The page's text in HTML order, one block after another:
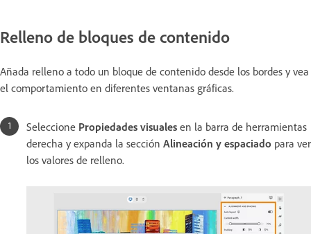
Relleno de bloques de contenido
Añada relleno a todo un bloque de contenido desde los bordes y vea
el comportamiento en diferentes ventanas gráficas.
Seleccione Propiedades visuales en la barra de herramientas
derecha y expanda la sección Alineación y espaciado para ver
los valores de relleno.